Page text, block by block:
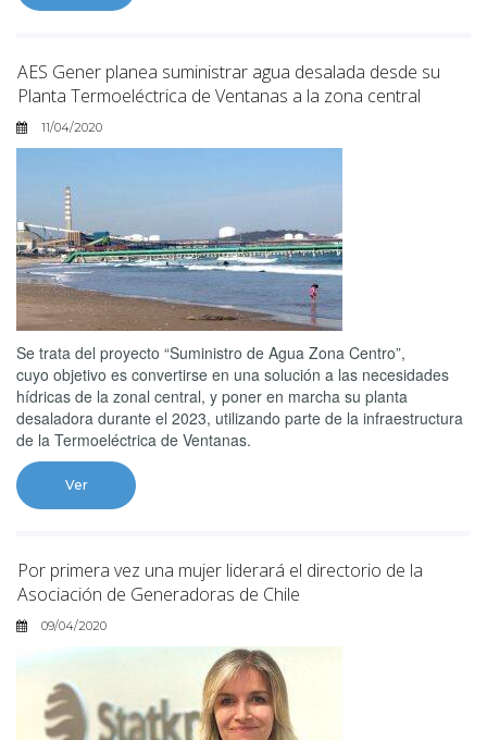
AES Gener planea suministrar agua desalada desde su
Planta Termoeléctrica de Ventanas a la zona central
11/04/2020
Se trata del proyecto “Suministro de Agua Zona Centro”,
cuyo objetivo es convertirse en una solución a las necesidades
hídricas de la zonal central, y poner en marcha su planta
desaladora durante el 2023, utilizando parte de la infraestructura
de la Termoeléctrica de Ventanas.
Ver
Por primera vez una mujer liderará el directorio de la
Asociación de Generadoras de Chile
09/04/2020